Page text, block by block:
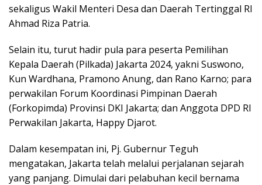
sekaligus Wakil Menteri Desa dan Daerah Tertinggal RI
Ahmad Riza Patria.
Selain itu, turut hadir pula para peserta Pemilihan
Kepala Daerah (Pilkada) Jakarta 2024, yakni Suswono,
Kun Wardhana, Pramono Anung, dan Rano Karno; para
perwakilan Forum Koordinasi Pimpinan Daerah
(Forkopimda) Provinsi DKI Jakarta; dan Anggota DPD RI
Perwakilan Jakarta, Happy Djarot.
Dalam kesempatan ini, Pj. Gubernur Teguh
mengatakan, Jakarta telah melalui perjalanan sejarah
yang panjang. Dimulai dari pelabuhan kecil bernama